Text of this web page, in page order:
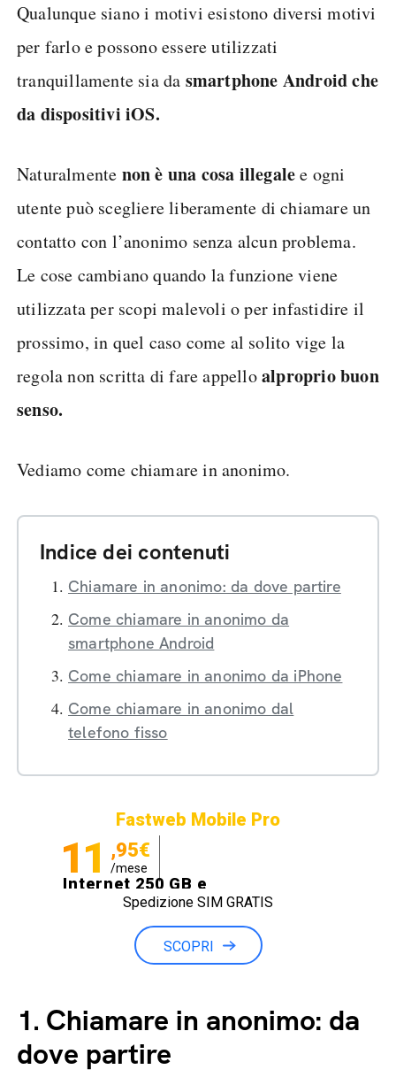
Qualunque siano i motivi esistono diversi motivi
per farlo e possono essere utilizzati
tranquillamente sia da smartphone Android che
da dispositivi iOS.
Naturalmente non è una cosa illegalee ogni
utente può scegliere liberamente di chiamare un
contatto con l’anonimo senza alcun problema.
Le cose cambiano quando la funzione viene
utilizzata per scopi malevoli o per infastidire il
prossimo, in quel caso come al solito vige la
regola non scritta di fare appelloalproprio buon
senso.
Vediamo come chiamare in anonimo.
Indice dei contenuti
Chiamare in anonimo: da dove partire
Come chiamare in anonimo da
smartphone Android
Come chiamare in anonimo da iPhone
Come chiamare in anonimo dal
telefono fisso
Fastweb Mobile Pro
11 ,95€
/mese
Internet 250 GB e
Minuti illimitati
Spedizione SIM GRATIS
SCOPRI
1. Chiamare in anonimo: da
dove partire